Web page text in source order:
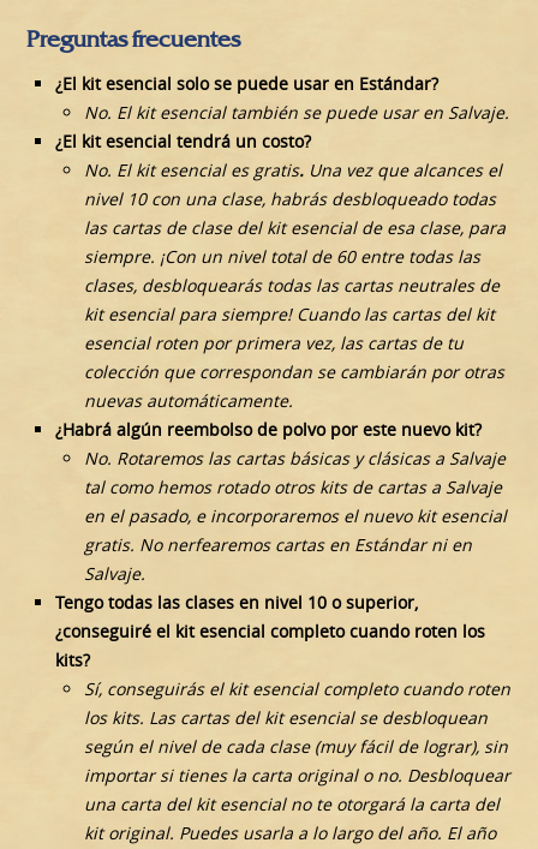
Preguntas frecuentes
¿El kit esencial solo se puede usar en Estándar?
No. El kit esencial también se puede usar en Salvaje.
¿El kit esencial tendrá un costo?
No. El kit esencial es gratis. Una vez que alcances el
nivel 10 con una clase, habrás desbloqueado todas
las cartas de clase del kit esencial de esa clase, para
siempre. ¡Con un nivel total de 60 entre todas las
clases, desbloquearás todas las cartas neutrales de
kit esencial para siempre! Cuando las cartas del kit
esencial roten por primera vez, las cartas de tu
colección que correspondan se cambiarán por otras
nuevas automáticamente.
¿Habrá algún reembolso de polvo por este nuevo kit?
No. Rotaremos las cartas básicas y clásicas a Salvaje
tal como hemos rotado otros kits de cartas a Salvaje
en el pasado, e incorporaremos el nuevo kit esencial
gratis. No nerfearemos cartas en Estándar ni en
Salvaje.
Tengo todas las clases en nivel 10 o superior,
¿conseguiré el kit esencial completo cuando roten los
kits?
Sí, conseguirás el kit esencial completo cuando roten
los kits. Las cartas del kit esencial se desbloquean
según el nivel de cada clase (muy fácil de lograr), sin
importar si tienes la carta original o no. Desbloquear
una carta del kit esencial no te otorgará la carta del
kit original. Puedes usarla a lo largo del año. El año